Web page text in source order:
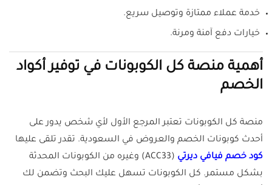
خدمة عملاء ممتازة وتوصيل سريع.
خيارات دفع آمنة ومرنة.
أهمية منصة كل الكوبونات في توفير أكواد
الخصم
منصة كل الكوبونات تعتبر المرجع الأول لأي شخص يدور على
أحدث كوبونات الخصم والعروض في السعودية. تقدر تلقى عليها
كود خصم فيافي ديرتي
(ACC33) وغيره من الكوبونات المحدثة
بشكل مستمر. كل الكوبونات تسهل عليك البحث وتضمن لك